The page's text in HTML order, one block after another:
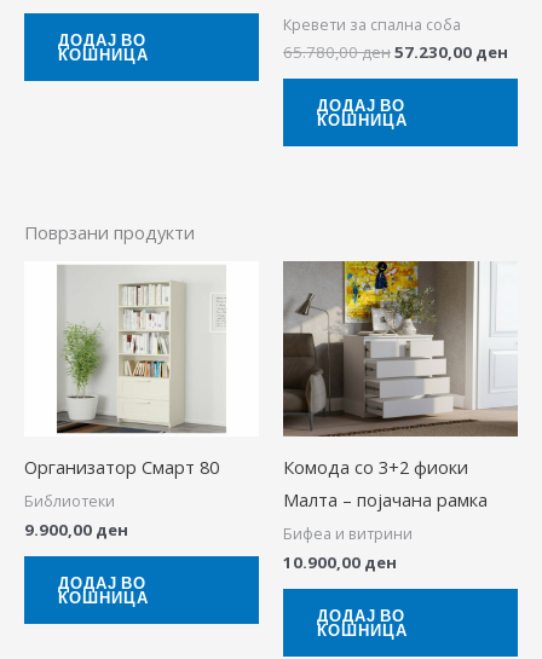
ДОДАЈ ВО
КОШНИЦА
Кревети за спална соба
65.780,00ден57.230,00 ден
ДОДАЈ ВО
КОШНИЦА
Поврзани продукти
Организатор Смарт 80
Библиотеки
9.900,00 ден
ДОДАЈ ВО
КОШНИЦА
Комода со 3+2 фиоки
Малта – појачана рамка
Бифеа и витрини
10.900,00 ден
ДОДАЈ ВО
КОШНИЦА